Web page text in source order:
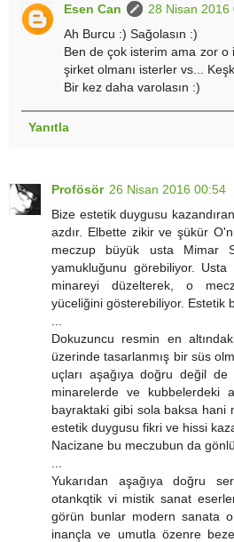
Esen Can
28 Nisan 2016
Ah Burcu :) Sağolasın :)
Ben de çok isterim ama zor o
şirket olmanı isterler vs...
Bir kez daha varolasın :)
Yanıtla
Profösör 26 Nisan 2016 00:54
Bize estetik duygusu
azdır. Elbette zikir ve şükür
meczup büyük usta Mimar
yamukluğunu görebiliyor.
minareyi düzelterek, o
yüceliğini gösterebiliyor. Estetik
Dokuzuncu resmin en
üzerinde tasarlanmış bir süs
uçları aşağıya doğru değil de
minarelerde ve kubbelerdeki
bayraktaki gibi sola baksa hani
estetik duygusu fikri ve hissi
Nacizane bu meczubun da
Yukarıdan aşağıya doğru
otankqtik vi mistik sanat
görün bunlar modern sanata
inançla ve umutla özenre